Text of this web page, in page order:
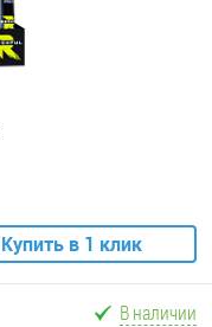
Купить в 1 клик
В наличии